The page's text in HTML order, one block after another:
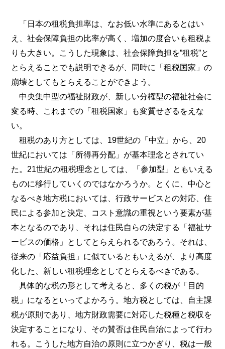
「日本の租税負担率は、なお低い水準にあるとはい
え、社会保障負担の比率が高く、増加の度合いも租税よ
りも大きい。こうした現象は、社会保障負担を”租税”と
とらえることでも説明できるが、同時に「租税国家」の
崩壊としてもとらえることができよう。
中央集中型の福祉財政が、新しい分権型の福祉社会に
変る時、これまでの「租税国家」も変質せざるをえな
い。
租税のあり方としては、19世紀の「中立」から、20
世紀においては「所得再分配」が基本理念とされてい
た。21世紀の租税理念としては、「参加型」ともいえる
ものに移行していくのではなかろうか。とくに、中心と
なるべき地方税においては、行政サービスとの対応、住
民による参加と決定、コスト意識の重視という要素が基
本となるのであり、それは住民自らの決定する「福祉サ
ービスの価格」としてとらえられるであろう。それは、
従来の「応益負担」に似ているともいえるが、より高度
化した、新しい租税理念としてとらえるべきである。
具体的な税の形として考えると、多くの税が「目的
税」になるといってよかろう。地方税としては、自主課
税が原則であり、地方財政需要に対応した税種と税収を
決定することになり、その賛否は住民自治によって行わ
れる。こうした地方自治の原則に立つかぎり、税は一般